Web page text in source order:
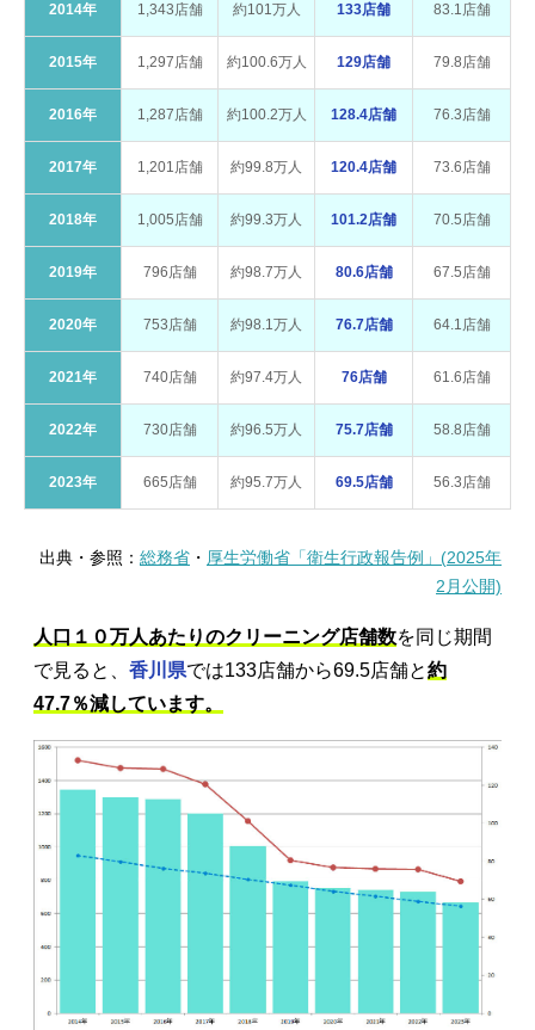
2014年 1,343店舗 約101万人 133店舗 83.1店舗
2015年 1,297店舗 約100.6万人 129店舗 79.8店舗
2016年 1,287店舗 約100.2万人 128.4店舗 76.3店舗
2017年 1,201店舗 約99.8万人 120.4店舗 73.6店舗
2018年 1,005店舗 約99.3万人 101.2店舗 70.5店舗
2019年 796店舗 約98.7万人 80.6店舗 67.5店舗
2020年 753店舗 約98.1万人 76.7店舗 64.1店舗
2021年 740店舗 約97.4万人 76店舗 61.6店舗
2022年 730店舗 約96.5万人 75.7店舗 58.8店舗
2023年 665店舗 約95.7万人 69.5店舗 56.3店舗
出典・参照： 総務省 ・ 厚生労働省「衛生行政報告例」(2025年
2月公開)
人口１０万人あたりのクリーニング店舗数を同じ期間
で見ると、 香川県では133店舗から69.5店舗と約
47.7％減しています。